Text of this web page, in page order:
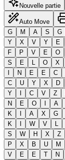
Nouvelle partie
Auto Move
G
M A S G
Y
X V Y E
F
P V E O
S
E L O X
I
N E E C
C
U Y X D
Y
I C V Z
N
E O I A
K
I A X G
K
I W V L
S
W H X Z
P
X B U M
V
E E T N